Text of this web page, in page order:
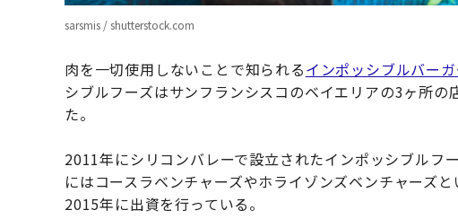
sarsmis / shutterstock.com
肉を一切使用しないことで知られるインポッシブルバーガ
シブルフーズはサンフランシスコのベイエリアの3ヶ所
た。
2011年にシリコンバレーで設立されたインポッシブルフ
にはコースラベンチャーズやホライゾンズベンチャーズ
2015年に出資を行っている。